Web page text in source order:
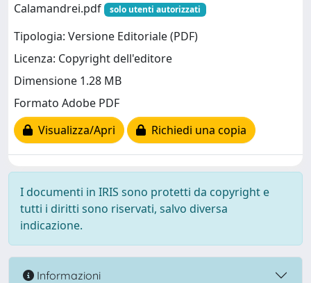
Calamandrei.pdf
solo utenti autorizzati
Tipologia: Versione Editoriale (PDF)
Licenza: Copyright dell'editore
Dimensione 1.28 MB
Formato Adobe PDF
Visualizza/Apri
Richiedi una copia
I documenti in IRIS sono protetti da copyright e
tutti i diritti sono riservati, salvo diversa
indicazione.
Informazioni